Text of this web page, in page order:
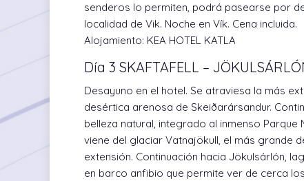
senderos lo permiten, podrá pasearse por
localidad de Vik. Noche en Vík. Cena incluida.
Alojamiento: KEA HOTEL KATLA
Día 3 SKAFTAFELL –
Desayuno en el hotel. Se atraviesa la más
desértica arenosa de Skeiðarársandur.
belleza natural, integrado al inmenso
viene del glaciar Vatnajökull, el más grande
extensión. Continuación hacia Jökulsárlón,
en barco anfibio que permite ver de cerca